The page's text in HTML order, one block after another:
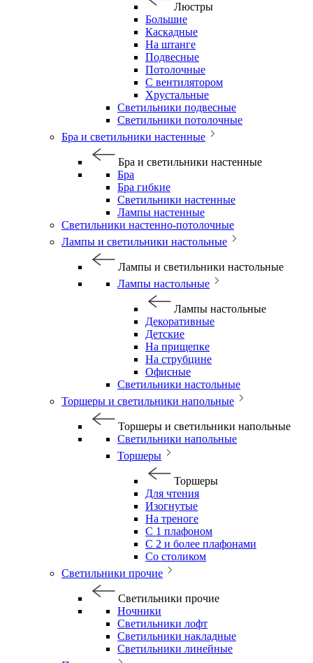
Люстры
Большие
Каскадные
На штанге
Подвесные
Потолочные
С вентилятором
Хрустальные
Светильники подвесные
Светильники потолочные
Бра и светильники настенные
Бра и светильники настенные
Бра
Бра гибкие
Светильники настенные
Лампы настенные
Светильники настенно-потолочные
Лампы и светильники настольные
Лампы и светильники настольные
Лампы настольные
Лампы настольные
Декоративные
Детские
На прищепке
На струбцине
Офисные
Светильники настольные
Торшеры и светильники напольные
Торшеры и светильники напольные
Светильники напольные
Торшеры
Торшеры
Для чтения
Изогнутые
На треноге
С 1 плафоном
С 2 и более плафонами
Со столиком
Светильники прочие
Светильники прочие
Ночники
Светильники лофт
Светильники накладные
Светильники линейные